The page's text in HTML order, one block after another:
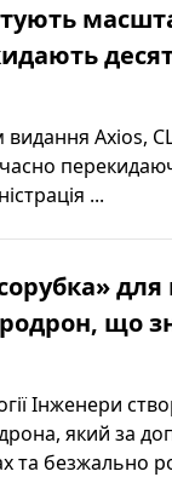
Axios,
...
для
що
Інженери
який за
та безжально